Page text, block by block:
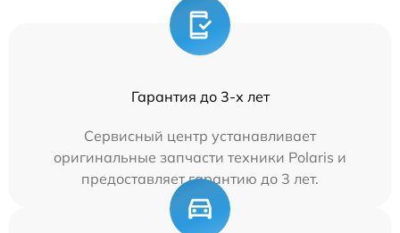
Гарантия до 3-х лет
Сервисный центр устанавливает
оригинальные запчасти техники Polaris и
предоставляет гарантию до 3 лет.